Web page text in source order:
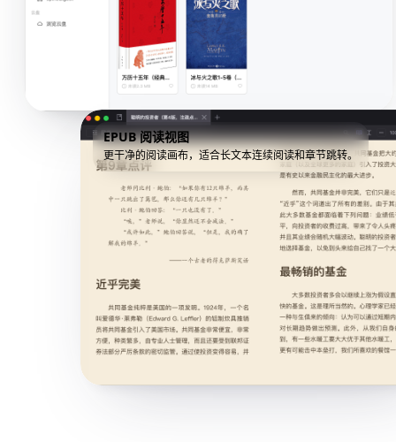
EPUB 阅读视图
更干净的阅读画布，适合长文本连续阅读和章节跳转。